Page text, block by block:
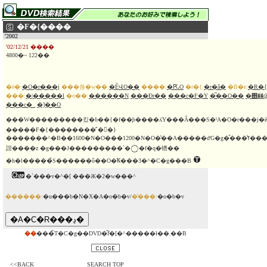
�F�{����
'2002
'02/12/21 ����
4800�~ 122��
�ē�:�O�r���j ���쑍�w��:�ÊՎO�� ����:�Ԗ،O �r�{:�r�ǎ� �B�e:
���:�|�����l �o��:������N ���Ðr�� ���c�F�Y �͂��O��
���c�_
�]��O
���W���������킸
�����F�{��������̓`��}
�������^�B��1600�N�O���1200�N�O�̔��A�����ďG�g�̎���̔ߌ����`�����B�
詌����z �g���J���������`�࣢�f�q�镨��
�h�l�����̉S������ȍ��O�Ꝅ���3�^�C�g���B
�`���v�^�[ ���Ж�2�w���^
������:�u���b�N�X�A�o�b�v/�̔���:�o�b�v
�� ���̃T�C�g��DVD�̂݃f�[�^�����ł��܂��B
<<BACK SEARCH TOP